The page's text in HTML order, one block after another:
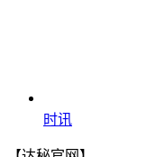
时讯